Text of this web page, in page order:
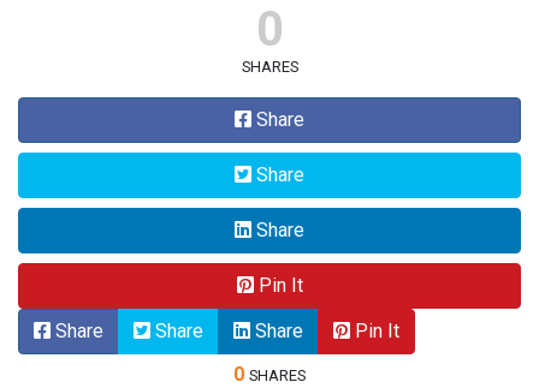
0
SHARES
Share
Share
Share
Pin It
Share
Share Share
Pin It
0 SHARES